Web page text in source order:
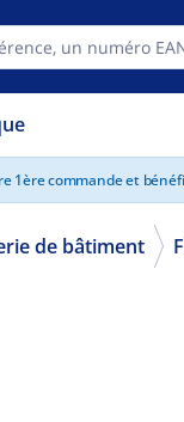
1ère commande et
de bâtiment